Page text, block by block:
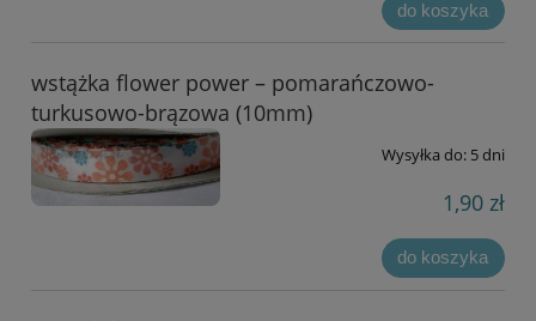
do koszyka
wstążka flower power – pomarańczowo-
turkusowo-brązowa (10mm)
Wysyłka do: 5 dni
1,90 zł
do koszyka